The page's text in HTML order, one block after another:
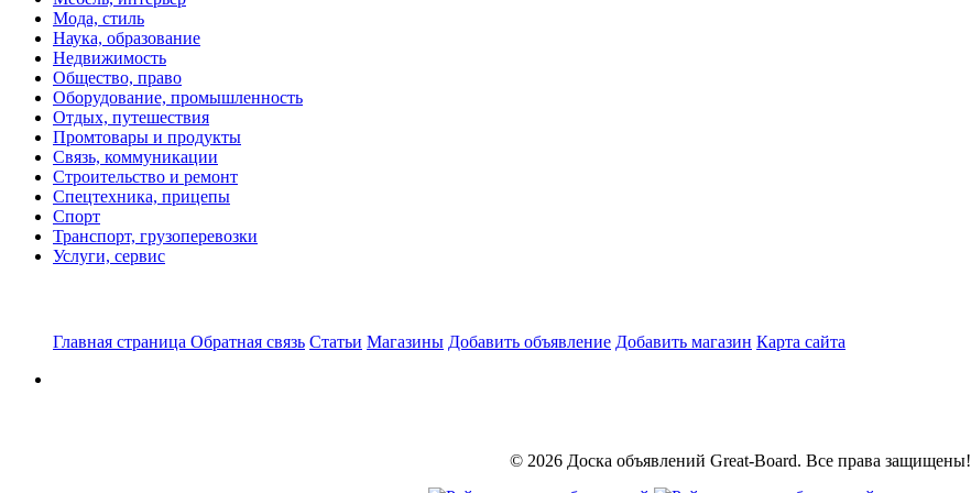
Мода, стиль
Наука, образование
Недвижимость
Общество, право
Оборудование, промышленность
Отдых, путешествия
Промтовары и продукты
Связь, коммуникации
Строительство и ремонт
Спецтехника, прицепы
Спорт
Транспорт, грузоперевозки
Услуги, сервис
Главная страница Обратная связь Статьи Магазины Добавить объявление Добавить магазин Карта сайта
© 2026 Доска объявлений Great-Board. Все права защищены!